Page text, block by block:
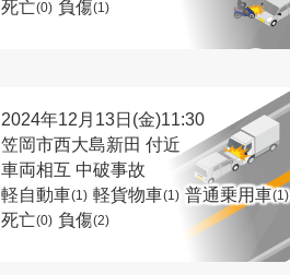
死亡(0) 負傷(1)
2024年12月13日(金)11:30
笠岡市西大島新田 付近
車両相互 中破事故
軽自動車(1) 軽貨物車(1) 普通乗用車(1)
死亡(0) 負傷(2)